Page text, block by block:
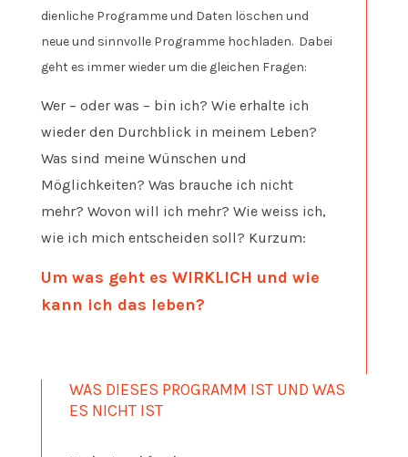
dienliche Programme und Daten löschen und
neue und sinnvolle Programme hochladen. Dabei
geht es immer wieder um die gleichen Fragen:
Wer – oder was – bin ich? Wie erhalte ich
wieder den Durchblick in meinem Leben?
Was sind meine Wünschen und
Möglichkeiten? Was brauche ich nicht
mehr? Wovon will ich mehr? Wie weiss ich,
wie ich mich entscheiden soll? Kurzum:
Um was geht es WIRKLICH und wie
kann ich das leben?
WAS DIESES PROGRAMM IST UND WAS
ES NICHT IST